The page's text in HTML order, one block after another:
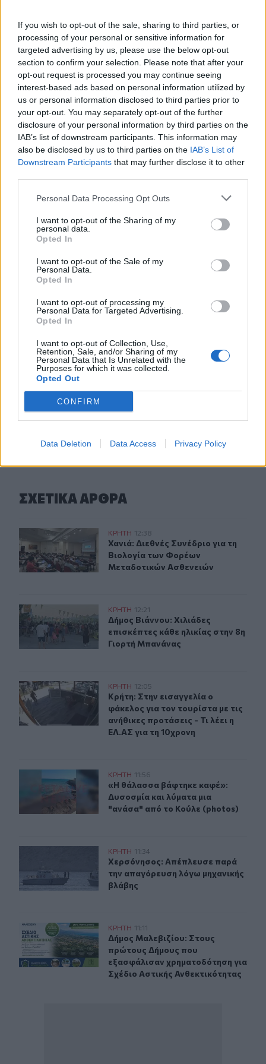
If you wish to opt-out of the sale, sharing to third parties, or
processing of your personal or sensitive information for
targeted advertising by us, please use the below opt-out
section to confirm your selection. Please note that after your
opt-out request is processed you may continue seeing
interest-based ads based on personal information utilized by
us or personal information disclosed to third parties prior to
your opt-out. You may separately opt-out of the further
disclosure of your personal information by third parties on the
IAB’s list of downstream participants. This information may
also be disclosed by us to third parties on the IAB’s List of
Downstream Participants that may further disclose it to other
Personal Data Processing Opt Outs
I want to opt-out of the Sharing of my
personal data.
Opted In
I want to opt-out of the Sale of my
Personal Data.
Opted In
I want to opt-out of processing my
Personal Data for Targeted Advertising.
Opted In
I want to opt-out of Collection, Use,
Retention, Sale, and/or Sharing of my
Personal Data that Is Unrelated with the
Purposes for which it was collected.
Opted Out
CONFIRM
Data Deletion Data Access Privacy Policy
11:44
Αυτά τα τρία ζώδια προσελκύουν σημαντική οικονομική
επιτυχία τον Αύγουστο
Χερσόνησος: Απέπλευσε παρά την απαγόρευση λόγω
μηχανικής βλάβης
Θεσσαλονίκη: Κατήγγειλε καταδίωξη και εμβολισμό,
διαπιστώθηκε ότι οδηγούσε κλεμμένο αυτοκίνητο
Ο Μπράντον Κλαρκ πέθανε από τις επιπτώσεις ηρωίνης
και κοκαΐνης
Δήμος Μαλεβιζίου: Στους πρώτους Δήμους που
εξασφάλισαν χρηματοδότηση για Σχέδιο Αστικής
Ανθεκτικότητας
Ηράκλειο: Ιδιοκτήτες ακινήτων έχουν τάσεις φυγής από
10:48
Χαρδαλιάς: Καμία ανεμογεννήτρια σε καμένες και
αναδασωτέες περιοχές της Αττικής
ΠΕΡΙΣΣΟΤΕΡΑ
ΣΧΕΤΙΚA AΡΘΡΑ
Χανιά: Διεθνές Συνέδριο για τη Βιολογία των Φορέων
ΚΡΗΤΗ 12:38
Χανιά: Διεθνές Συνέδριο για τη
Χανιά: Διεθνές Συνέδριο για τη
Βιολογία των Φορέων
Μεταδοτικών Ασθενειών
Δήμος Βιάννου: Χιλιάδες επισκέπτες κάθε ηλικίας
ΚΡΗΤΗ 12:21
Δήμος Βιάννου: Χιλιάδες
Δήμος Βιάννου: Χιλιάδες
επισκέπτες κάθε ηλικίας στην 8η
Γιορτή Μπανάνας
Κρήτη: Στην εισαγγελία ο φάκελος για τον τουρίστα με
ΚΡΗΤΗ 12:05
Κρήτη: Στην εισαγγελία ο φάκελος
Κρήτη: Στην εισαγγελία ο
φάκελος για τον τουρίστα με τις
ανήθικες προτάσεις - Τι λέει η
ΕΛ.ΑΣ για τη 10χρονη
Ηράκλειο: Δυσοσμία και λύματα μια "ανάσα" από το
ΚΡΗΤΗ 11:56
«Η θάλασσα βάφτηκε καφέ»:
«Η θάλασσα βάφτηκε καφέ»:
Δυσοσμία και λύματα μια
"ανάσα" από το Κούλε (photos)
Χερσόνησος: Απέπλευσε παρά την απαγόρευση λόγω
ΚΡΗΤΗ 11:34
Χερσόνησος: Απέπλευσε παρά την
Χερσόνησος: Απέπλευσε παρά
την απαγόρευση λόγω μηχανικής
βλάβης
Δήμος Μαλεβιζίου: Στους πρώτους Δήμους που
ΚΡΗΤΗ 11:11
Δήμος Μαλεβιζίου: Στους πρώτους
Δήμος Μαλεβιζίου: Στους
πρώτους Δήμους που
εξασφάλισαν χρηματοδότηση για
Σχέδιο Αστικής Ανθεκτικότητας